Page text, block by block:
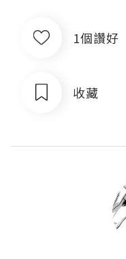
1個讚好
收藏